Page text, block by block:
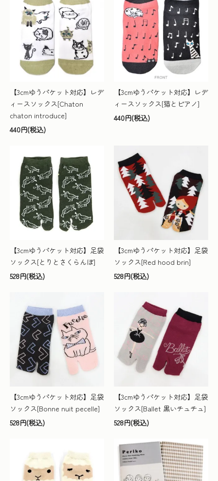
【3cmゆうパケット対応】レデ
ィースソックス[Chaton
chaton introduce]
440円(税込)
【3cmゆうパケット対応】レデ
ィースソックス[猫とピアノ]
440円(税込)
【3cmゆうパケット対応】足袋
ソックス[とりとさくらんぼ]
528円(税込)
【3cmゆうパケット対応】足袋
ソックス[Red hood brin]
528円(税込)
【3cmゆうパケット対応】足袋
ソックス[Bonne nuit pecelle]
528円(税込)
【3cmゆうパケット対応】足袋
ソックス[Ballet 黒いチュチュ]
528円(税込)